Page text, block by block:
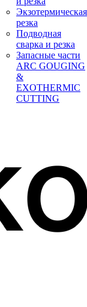
Экзотермическая
резка
Подводная
сварка и резка
Запасные части
ARC GOUGING
&
EXOTHERMIC
CUTTING